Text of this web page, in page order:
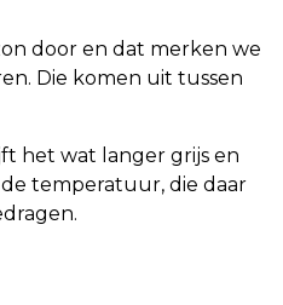
door en dat merken we
Die komen uit tussen
het wat langer grijs en
temperatuur, die daar